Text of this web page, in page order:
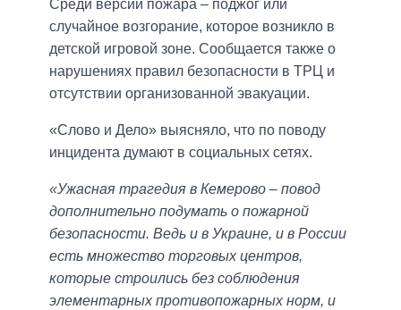
Среди версий пожара – поджог или
случайное возгорание, которое возникло в
детской игровой зоне. Сообщается также о
нарушениях правил безопасности в ТРЦ и
отсутствии организованной эвакуации.
«Слово и Дело» выясняло, что по поводу
инцидента думают в социальных сетях.
«Ужасная трагедия в Кемерово – повод
дополнительно подумать о пожарной
безопасности. Ведь и в Украине, и в России
есть множество торговых центров,
которые строились без соблюдения
элементарных противопожарных норм, и